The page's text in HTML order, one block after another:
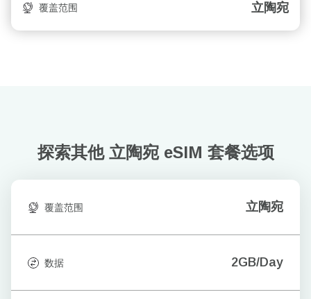
覆盖范围 立陶宛
探索其他 立陶宛 eSIM 套餐选项
覆盖范围 立陶宛
数据 2GB/Day